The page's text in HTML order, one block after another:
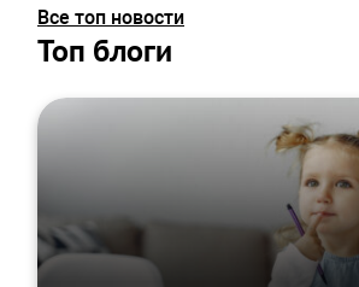
Все топ новости
Топ блоги